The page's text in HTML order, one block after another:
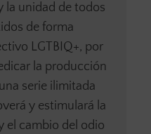
la unidad de todos
de forma
LGTBIQ+, por
la producción
serie ilimitada
y estimulará la
el cambio del odio